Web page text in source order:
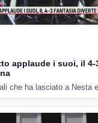
applaude i suoi, il 4-
che ha lasciato a Nesta